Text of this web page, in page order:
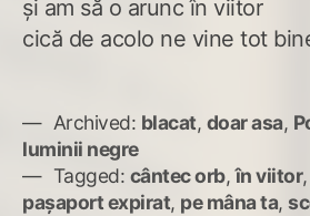
și am să o arunc în viitor
cică de acolo ne vine tot
Archived: blacat, doar asa,
luminii negre
Tagged: cântec orb,în viitor,
pașaport expirat, pe mâna ta,